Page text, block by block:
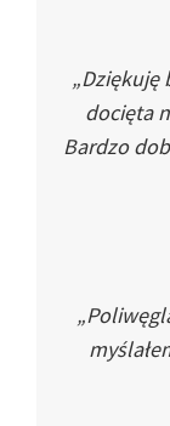
„Dziękuję
docięta
Bardzo